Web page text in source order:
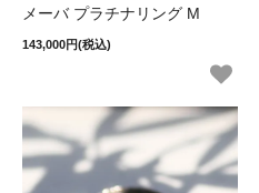
メーバ プラチナリング M
143,000円(税込)